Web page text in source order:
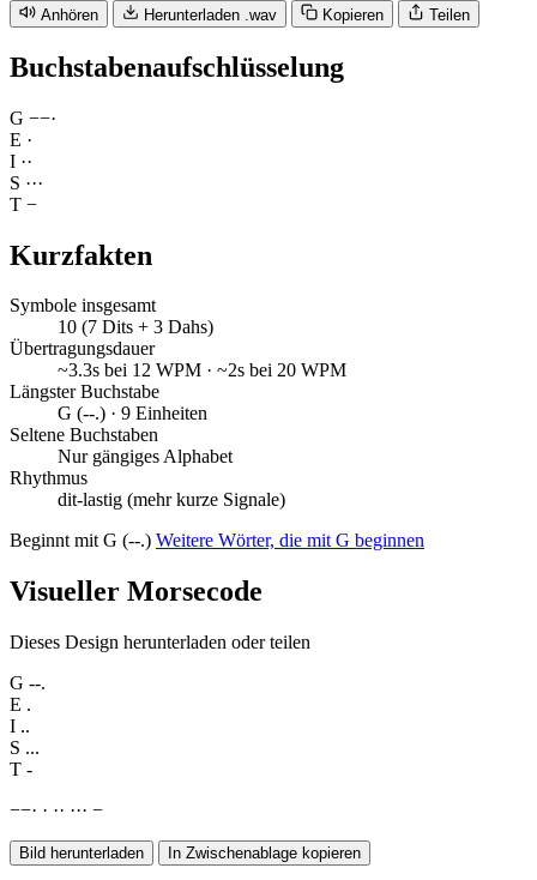
Anhören Herunterladen .wav Kopieren Teilen
Buchstabenaufschlüsselung
G −−·
E ·
I ··
S ···
T −
Kurzfakten
Symbole insgesamt
10 (7 Dits + 3 Dahs)
Übertragungsdauer
~3.3s bei 12 WPM · ~2s bei 20 WPM
Längster Buchstabe
G (--.) · 9 Einheiten
Seltene Buchstaben
Nur gängiges Alphabet
Rhythmus
dit-lastig (mehr kurze Signale)
Beginnt mit G (--.) Weitere Wörter, die mit G beginnen
Visueller Morsecode
Dieses Design herunterladen oder teilen
G --.
E .
I ..
S ...
T -
−−· · ·· ··· −
Bild herunterladen In Zwischenablage kopieren